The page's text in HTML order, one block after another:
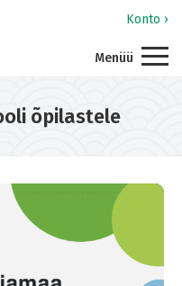
Konto ›
Menüü
õpilastele